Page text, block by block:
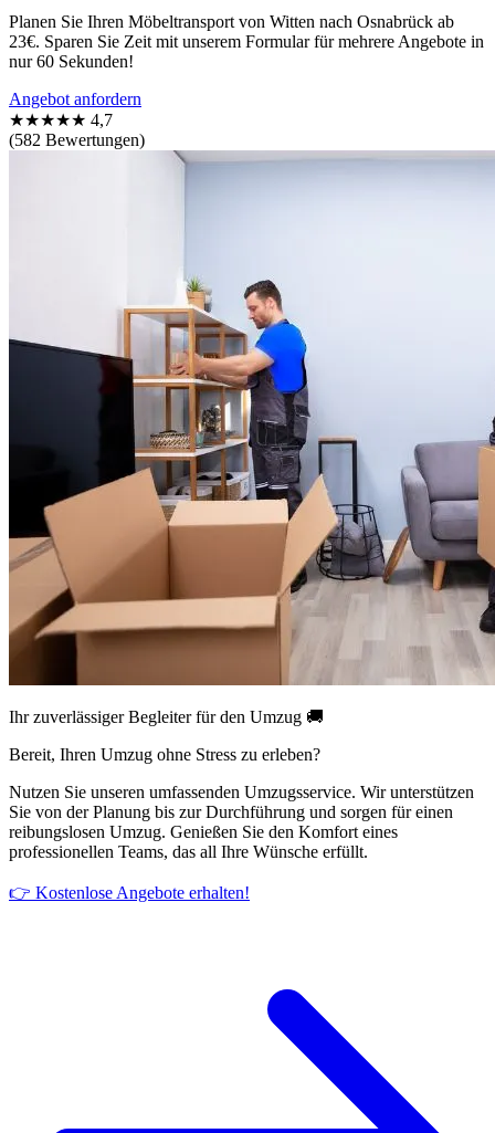
Planen Sie Ihren Möbeltransport von Witten nach Osnabrück ab
23€. Sparen Sie Zeit mit unserem Formular für mehrere Angebote in
nur 60 Sekunden!
Angebot anfordern
★★★★★ 4,7
(582 Bewertungen)
Ihr zuverlässiger Begleiter für den Umzug 🚚
Bereit, Ihren Umzug ohne Stress zu erleben?
Nutzen Sie unseren umfassenden Umzugsservice. Wir unterstützen
Sie von der Planung bis zur Durchführung und sorgen für einen
reibungslosen Umzug. Genießen Sie den Komfort eines
professionellen Teams, das all Ihre Wünsche erfüllt.
👉 Kostenlose Angebote erhalten!